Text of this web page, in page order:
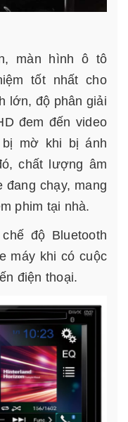
màn hình ô tô
tốt nhất cho
lớn, độ phân giải
đem đến video
mờ khi bị ánh
chất lượng âm
đang chạy, mang
phim tại nhà.
độ Bluetooth
máy khi có cuộc
điện thoại.